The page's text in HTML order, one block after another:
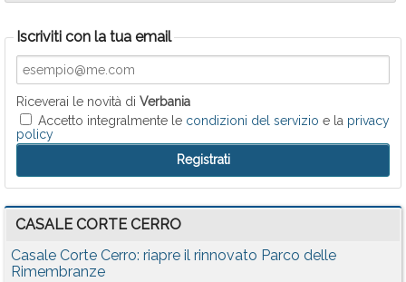
Iscriviti con la tua email
Riceverai le novità di Verbania
Accetto integralmente le condizioni del servizio e la privacy
policy
CASALE CORTE CERRO
Casale Corte Cerro: riapre il rinnovato Parco delle
Rimembranze